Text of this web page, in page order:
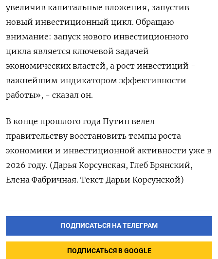
увеличив капитальные вложения, запустив
новый инвестиционный цикл. Обращаю
внимание: запуск нового инвестиционного
цикла является ключевой задачей
экономических властей, а рост инвестиций -
важнейшим индикатором эффективности
работы», - сказал ‌он.
В конце прошлого года Путин велел
правительству восстановить темпы роста
экономики и инвестиционной активности уже в
2026 году. (Дарья Корсунская, Глеб Брянский,
Елена Фабричная. Текст Дарьи Корсунской)
ПОДПИСАТЬСЯ НА ТЕЛЕГРАМ
ПОДПИСАТЬСЯ В GOOGLE